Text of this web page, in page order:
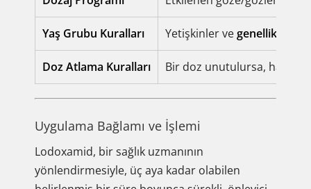
Yaş Grubu Kuralları Yetişkinler vegenellikle 2
Doz Atlama Kuralları Bir doz unutulursa,
Uygulama Bağlamı ve İşlemi
Lodoxamid, bir sağlık uzmanının
yönlendirmesiyle, üç aya kadar olabilen